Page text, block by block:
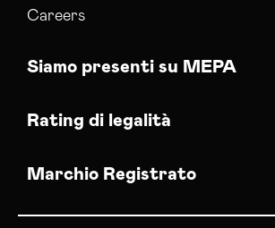
Careers
Siamo presenti su MEPA
Rating di legalità
Marchio Registrato